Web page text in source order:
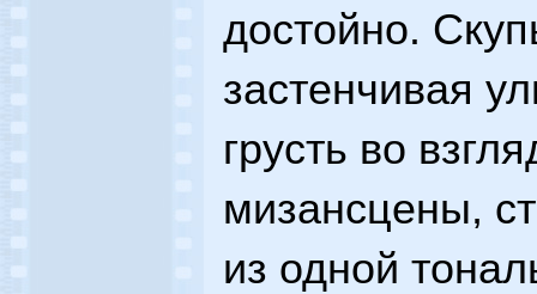
достойно.
застенчивая
грусть во
мизансцены,
из одной